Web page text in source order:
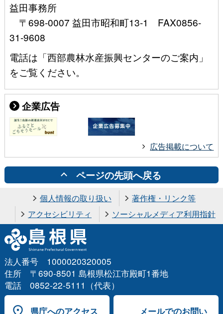
益田事務所
〒698-0007 益田市昭和町13-1 FAX0856-
31-9608
電話は「西部農林水産振興センターのご案内」
をご覧ください。
企業広告
広告掲載について
ページの先頭へ戻る
個人情報の取り扱い
著作権・リンク等
アクセシビリティ
ソーシャルメディア利用指針
法人番号 1000020320005
住所 〒690-8501 島根県松江市殿町1番地
電話 0852-22-5111（代表）
県庁へのアクセス メールでのお問い